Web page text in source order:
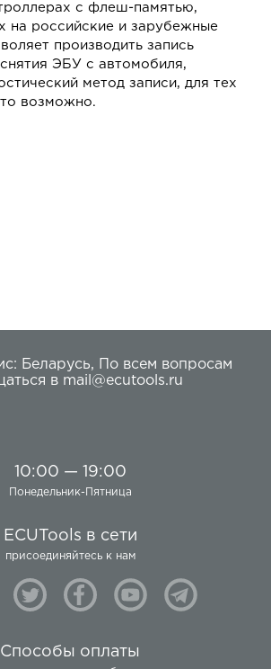
с флеш-памятью,
на российские и зарубежные
производить запись
ЭБУ с автомобиля,
метод записи, для тех
возможно.
Беларусь,
По всем вопросам
в mail@ecutools.ru
10:00 — 19:00
Понедельник-Пятница
ECUTools в сети
присоединяйтесь к нам
Способы оплаты